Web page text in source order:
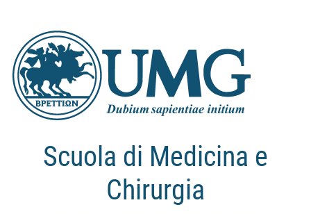
Scuola di Medicina e
Chirurgia